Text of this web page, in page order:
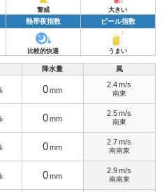
警戒 大きい
熱帯夜指数 ビール指数
比較的快適 うまい
降水量 風
0 mm
2.4 m/s
南東
0 mm
2.5 m/s
南東
0 mm
2.7 m/s
南南東
0 mm
2.9 m/s
南南東